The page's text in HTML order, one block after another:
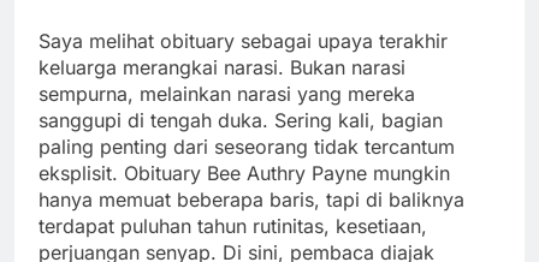
Saya melihat obituary sebagai upaya terakhir
keluarga merangkai narasi. Bukan narasi
sempurna, melainkan narasi yang mereka
sanggupi di tengah duka. Sering kali, bagian
paling penting dari seseorang tidak tercantum
eksplisit. Obituary Bee Authry Payne mungkin
hanya memuat beberapa baris, tapi di baliknya
terdapat puluhan tahun rutinitas, kesetiaan,
perjuangan senyap. Di sini, pembaca diajak